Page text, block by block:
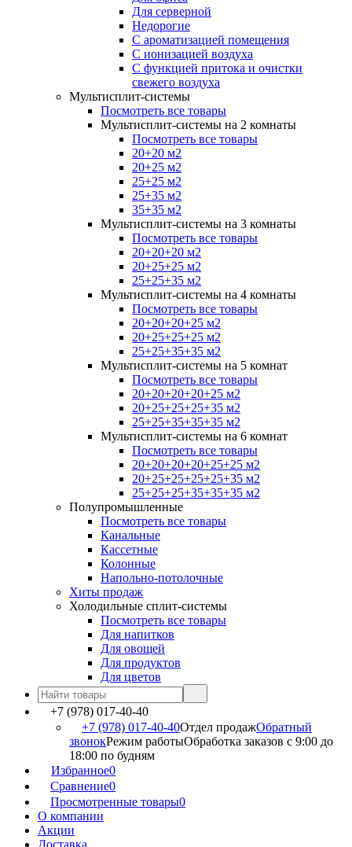
Для серверной
Недорогие
С ароматизацией помещения
С ионизацией воздуха
С функцией притока и очистки
свежего воздуха
Мультисплит-системы
Посмотреть все товары
Мультисплит-системы на 2 комнаты
Посмотреть все товары
20+20 м2
20+25 м2
25+25 м2
25+35 м2
35+35 м2
Мультисплит-системы на 3 комнаты
Посмотреть все товары
20+20+20 м2
20+25+25 м2
25+25+35 м2
Мультисплит-системы на 4 комнаты
Посмотреть все товары
20+20+20+25 м2
20+25+25+25 м2
25+25+35+35 м2
Мультисплит-системы на 5 комнат
Посмотреть все товары
20+20+20+20+25 м2
20+25+25+25+35 м2
25+25+35+35+35 м2
Мультисплит-системы на 6 комнат
Посмотреть все товары
20+20+20+20+25+25 м2
20+25+25+25+25+35 м2
25+25+25+35+35+35 м2
Полупромышленные
Посмотреть все товары
Канальные
Кассетные
Колонные
Напольно-потолочные
Хиты продаж
Холодильные сплит-системы
Посмотреть все товары
Для напитков
Для овощей
Для продуктов
Для цветов
+7 (978) 017-40-40
+7 (978) 017-40-40Отдел продажОбратный
звонокРежим работыОбработка заказов с 9:00 до
18:00 по будням
Избранное0
Сравнение0
Просмотренные товары0
О компании
Акции
Доставка